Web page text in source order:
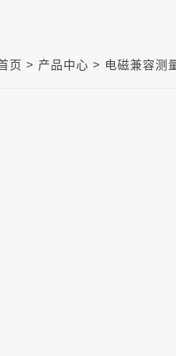
页 > 产品中心 > 电磁兼容测